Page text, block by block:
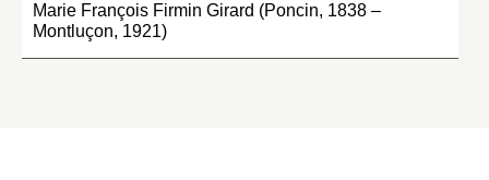
Marie François Firmin Girard (Poncin, 1838 –
Montluçon, 1921)